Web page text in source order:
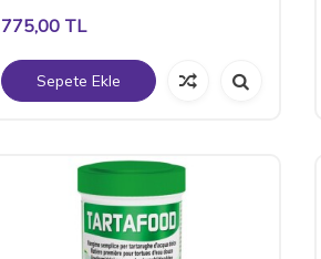
775,00TL
Sepete Ekle